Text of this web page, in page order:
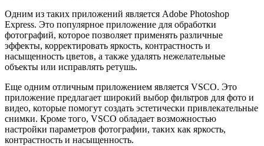
Одним из таких приложений является Adobe Photoshop
Express. Это популярное приложение для обработки
фотографий, которое позволяет применять различные
эффекты, корректировать яркость, контрастность и
насыщенность цветов, а также удалять нежелательные
объекты или исправлять ретушь.
Еще одним отличным приложением является VSCO. Это
приложение предлагает широкий выбор фильтров для фото и
видео, которые помогут создать эстетически привлекательные
снимки. Кроме того, VSCO обладает возможностью
настройки параметров фотографии, таких как яркость,
контрастность и насыщенность.